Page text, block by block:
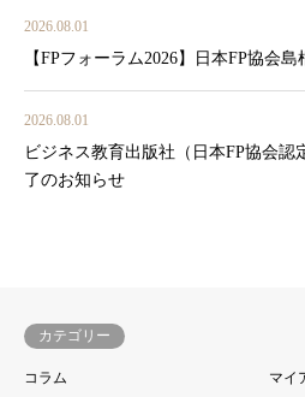
2026.08.01
【FPフォーラム2026】日本FP協会
2026.08.01
ビジネス教育出版社（日本FP協会
了のお知らせ
カテゴリー
コラム
マイ